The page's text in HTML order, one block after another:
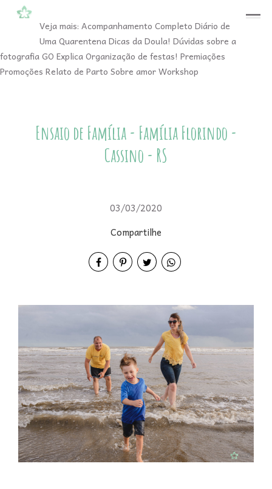
menu
Veja mais: Acompanhamento Completo Diário de
Uma QuarentenaDicas da Doula! Dúvidas sobre a
fotografiaGO ExplicaOrganização de festas! Premiações
Promoções Relato de Parto Sobre amorWorkshop
Ensaio de Família - Família Florindo -
Cassino - RS
03/03/2020
Compartilhe